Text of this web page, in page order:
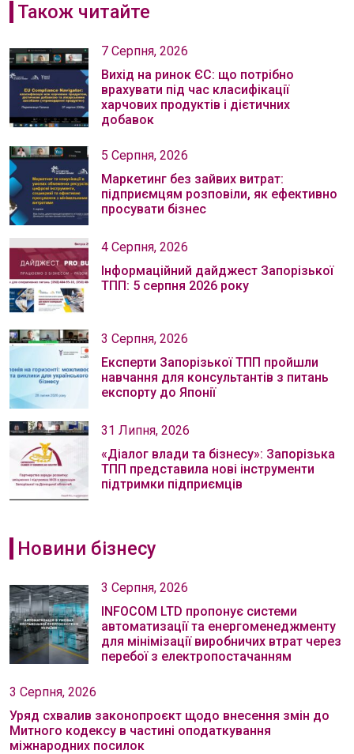
Також читайте
7 Серпня, 2026
Вихід на ринок ЄС: що потрібно
врахувати під час класифікації
харчових продуктів і дієтичних
добавок
5 Серпня, 2026
Маркетинг без зайвих витрат:
підприємцям розповіли, як ефективно
просувати бізнес
4 Серпня, 2026
Інформаційний дайджест Запорізької
ТПП: 5 серпня 2026 року
3 Серпня, 2026
Експерти Запорізької ТПП пройшли
навчання для консультантів з питань
експорту до Японії
31 Липня, 2026
«Діалог влади та бізнесу»: Запорізька
ТПП представила нові інструменти
підтримки підприємців
Новини бізнесу
3 Серпня, 2026
INFOCOM LTD пропонує системи
автоматизації та енергоменеджменту
для мінімізації виробничих втрат через
перебої з електропостачанням
3 Серпня, 2026
Уряд схвалив законопроєкт щодо внесення змін до
Митного кодексу в частині оподаткування
міжнародних посилок